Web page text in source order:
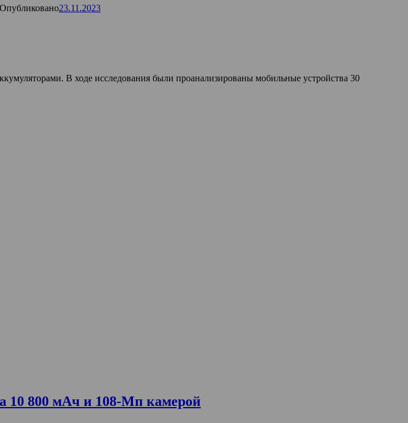
Опубликовано23.11.2023
В ходе исследования были проанализированы мобильные устройства 30
10 800 мАч и 108-Мп камерой